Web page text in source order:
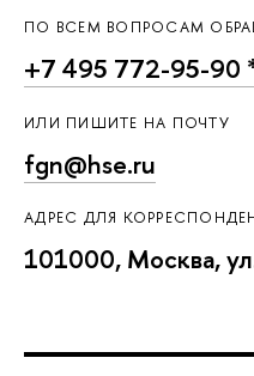
ПО ВСЕМ ВОПРОСАМ
+7 495 772-95-90
ИЛИ ПИШИТЕ НА ПОЧТУ
fgn@hse.ru
АДРЕС ДЛЯ
101000, Москва,